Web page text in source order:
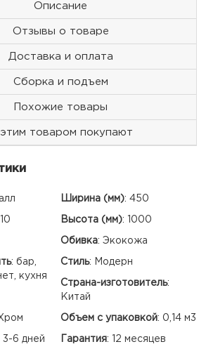
Описание
Отзывы о товаре
Доставка и оплата
Сборка и подъем
Похожие товары
товаром покупают
Ширина (мм): 450
Высота (мм): 1000
Обивка: Экокожа
: бар,
кухня
Стиль: Модерн
Страна-изготовитель:
Китай
Объем с упаковкой: 0,14 м3
3-6 дней Гарантия: 12 месяцев